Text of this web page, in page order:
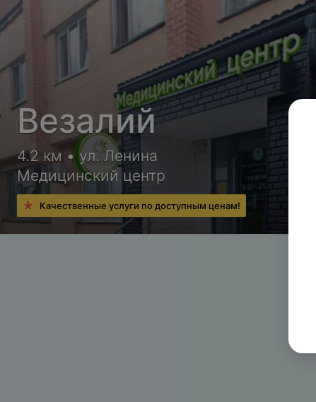
Везалий
4.2 км • ул. Ленина
Медицинский центр
Качественные услуги по доступным ценам!